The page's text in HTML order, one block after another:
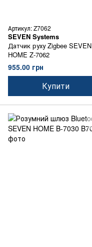
Артикул: Z7062
SEVEN Systems
Датчик руху Zigbee SEVEN
HOME Z-7062
955.00 грн
Купити